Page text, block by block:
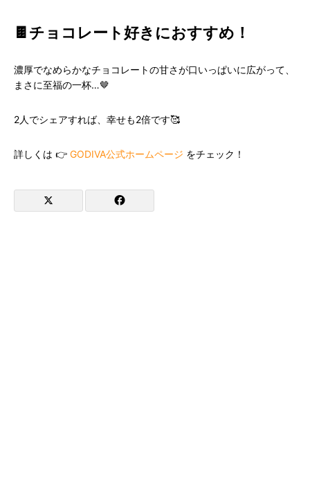
🍫チョコレート好きにおすすめ！
濃厚でなめらかなチョコレートの甘さが口いっぱいに広がって、
まさに至福の一杯…🤎
2人でシェアすれば、幸せも2倍です🥰
詳しくは 👉 GODIVA公式ホームページ をチェック！